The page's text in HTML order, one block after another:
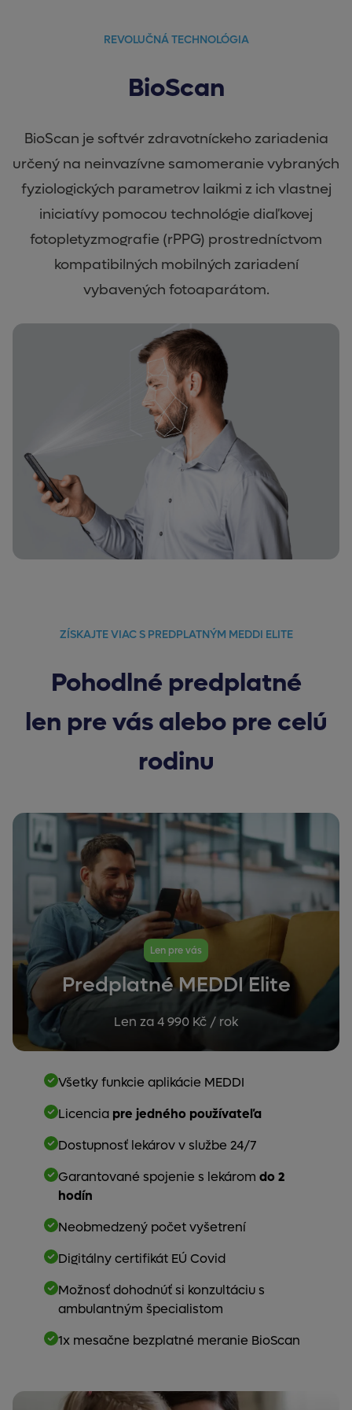
REVOLUČNÁ TECHNOLÓGIA
BioScan
BioScan je softvér zdravotníckeho zariadenia
určený na neinvazívne samomeranie vybraných
fyziologických parametrov laikmi z ich vlastnej
iniciatívy pomocou technológie diaľkovej
fotopletyzmografie (rPPG) prostredníctvom
kompatibilných mobilných zariadení
vybavených fotoaparátom.
ZÍSKAJTE VIAC S PREDPLATNÝM MEDDI ELITE
Pohodlné predplatné
len pre vás alebo pre celú
rodinu
Len pre vás
Predplatné MEDDI Elite
Len za 4 990 Kč / rok
Všetky funkcie aplikácie MEDDI
Licencia pre jedného používateľa
Dostupnosť lekárov v službe 24/7
Garantované spojenie s lekárom do 2
hodín
Neobmedzený počet vyšetrení
Digitálny certifikát EÚ Covid
Možnosť dohodnúť si konzultáciu s
ambulantným špecialistom
1x mesačne bezplatné meranie BioScan